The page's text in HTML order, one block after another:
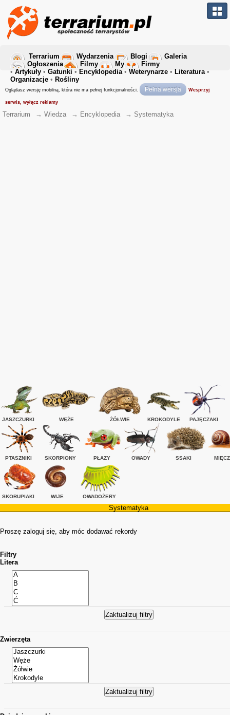
Terrarium Wydarzenia Blogi
Galeria
Ogłoszenia
Filmy My
Firmy
• Artykuły • Gatunki • Encyklopedia• Weterynarze • Literatura•
Organizacje • Rośliny
Oglądasz wersję mobilną, która nie ma pełnej funkcjonalności. Pełna wersja Wesprzyj
serwis, wyłącz reklamy
Terrarium → Wiedza → Encyklopedia → Systematyka
JASZCZURKI WĘŻE ŻÓŁWIE KROKODYLE PAJĘCZAKI
PTASZNIKI SKORPIONY PŁAZY OWADY SSAKI
SKORUPIAKI WIJE OWADOŻERY
Systematyka
Proszę zaloguj się, aby móc dodawać rekordy
Filtry
Litera
Zwierzęta